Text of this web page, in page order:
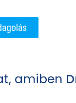
amiben